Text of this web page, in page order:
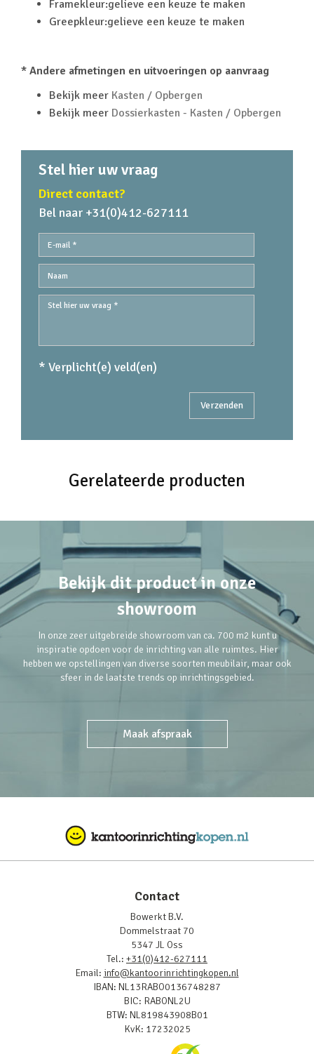
Framekleur:gelieve een keuze te maken
Greepkleur:gelieve een keuze te maken
* Andere afmetingen en uitvoeringen op aanvraag
Bekijk meer Kasten / Opbergen
Bekijk meer Dossierkasten - Kasten / Opbergen
Stel hier uw vraag
Direct contact?
Bel naar +31(0)412-627111
* Verplicht(e) veld(en)
Gerelateerde producten
Bekijk dit product in onze
showroom
In onze zeer uitgebreide showroom van ca. 700 m2 kunt u
inspiratie opdoen voor de inrichting van alle ruimtes. Hier
hebben we opstellingen van diverse soorten meubilair, maar ook
sfeer in de laatste trends op inrichtingsgebied.
Maak afspraak
Contact
Bowerkt B.V.
Dommelstraat 70
5347 JL Oss
Tel.: +31(0)412-627111
Email: info@kantoorinrichtingkopen.nl
IBAN: NL13RABO0136748287
BIC: RABONL2U
BTW: NL819843908B01
KvK: 17232025